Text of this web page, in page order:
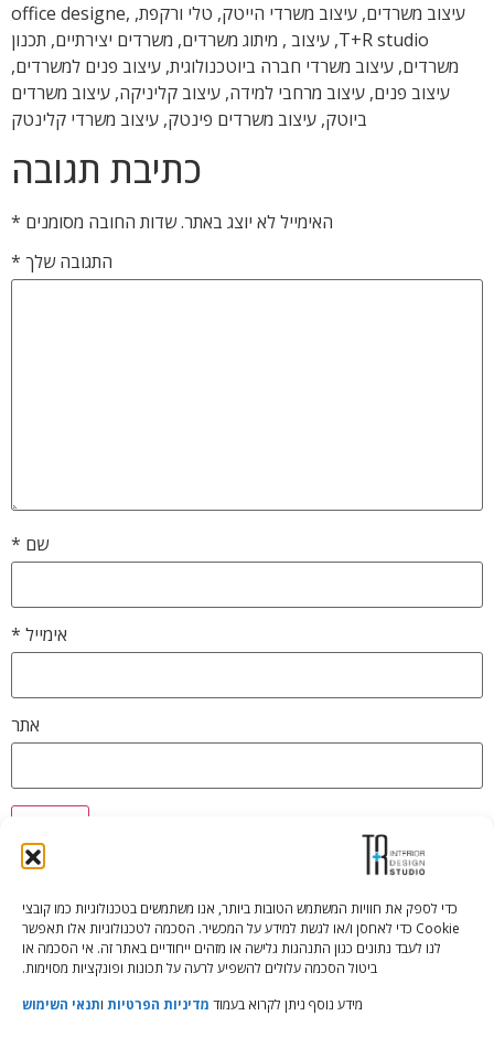
כדי לספק את חוויות המשתמש הטובות ביותר, אנו משתמשים בטכנולוגיות כמו קובצי
Cookie כדי לאחסן ו/או לגשת למידע על המכשיר. הסכמה לטכנולוגיות אלו תאפשר
לנו לעבד נתונים כגון התנהגות גלישה או מזהים ייחודיים באתר זה. אי הסכמה או
ביטול הסכמה עלולים להשפיע לרעה על תכונות ופונקציות מסוימות.
מידע נוסף ניתן לקרוא בעמוד מדיניות הפרטיות ותנאי השימוש
עיצוב משרדים, עיצוב משרדי הייטק, טלי ורקפת, office designe,
T+R studio, עיצוב , מיתוג משרדים, משרדים יצירתיים, תכנון
משרדים, עיצוב משרדי חברה ביוטכנולוגית, עיצוב פנים למשרדים,
עיצוב פנים, עיצוב מרחבי למידה, עיצוב קליניקה, עיצוב משרדים
ביוטק, עיצוב משרדים פינטק, עיצוב משרדי קלינטק
כתיבת תגובה
האימייל לא יוצג באתר.שדות החובה מסומנים *
התגובה שלך *
שם *
אימייל *
אתר
Tali Shenfeld:052.620.2446
tali@TRstudio.co.il